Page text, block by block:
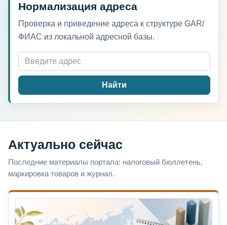
Нормализация адреса
Проверка и приведение адреса к структуре GAR/
ФИАС из локальной адресной базы.
Найти
Актуально сейчас
Последние материалы портала: налоговый бюллетень,
маркировка товаров и журнал.